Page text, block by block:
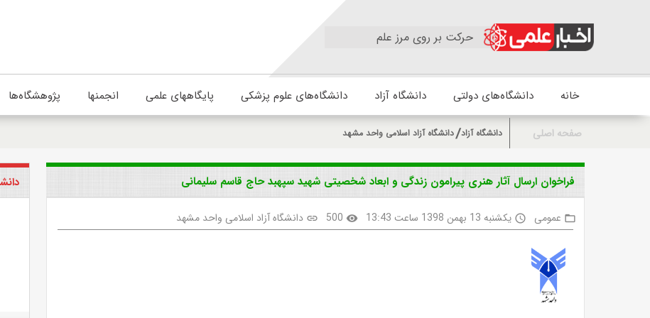
حرکت بر روی مرز علم
خانه دانشگاه‌های دولتی دانشگاه آزاد دانشگاه‌های علوم پزشکی پایگاههای علمی انجمنها پژوهشگاه‌ها
صفحه اصلی دانشگاه آزاد دانشگاه آزاد اسلامی واحد مشهد
فراخوان ارسال آثار هنری پیرامون زندگی و ابعاد شخصیتی شهید سپهبد حاج قاسم سلیمانی
folder_open عمومی access_time یکشنبه 13 بهمن 1398 ساعت 13:43 visibility
500
link دانشگاه آزاد اسلامی واحد مشهد